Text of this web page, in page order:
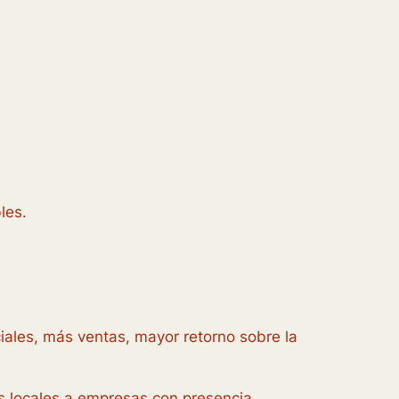
más ventas, mayor retorno sobre la